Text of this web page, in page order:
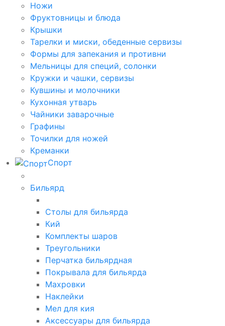
Ножи
Фруктовницы и блюда
Крышки
Тарелки и миски, обеденные сервизы
Формы для запекания и противни
Мельницы для специй, солонки
Кружки и чашки, сервизы
Кувшины и молочники
Кухонная утварь
Чайники заварочные
Графины
Точилки для ножей
Креманки
Спорт
Бильярд
Столы для бильярда
Кий
Комплекты шаров
Треугольники
Перчатка бильярдная
Покрывала для бильярда
Махровки
Наклейки
Мел для кия
Аксессуары для бильярда